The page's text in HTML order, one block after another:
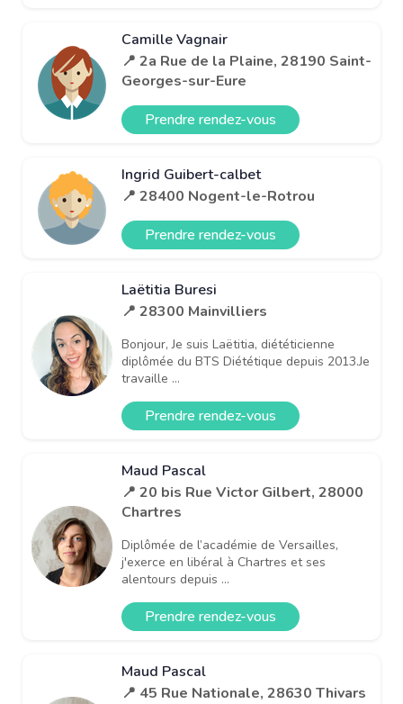
Camille Vagnair
📍 2a Rue de la Plaine, 28190 Saint-
Georges-sur-Eure
Prendre rendez-vous
Ingrid Guibert-calbet
📍 28400 Nogent-le-Rotrou
Prendre rendez-vous
Laëtitia Buresi
📍 28300 Mainvilliers
Bonjour, Je suis Laëtitia, diététicienne
diplômée du BTS Diététique depuis 2013.Je
travaille ...
Prendre rendez-vous
Maud Pascal
📍 20 bis Rue Victor Gilbert, 28000
Chartres
Diplômée de l’académie de Versailles,
j'exerce en libéral à Chartres et ses
alentours depuis ...
Prendre rendez-vous
Maud Pascal
📍 45 Rue Nationale, 28630 Thivars